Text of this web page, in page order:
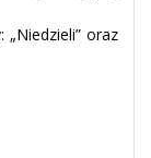
oraz